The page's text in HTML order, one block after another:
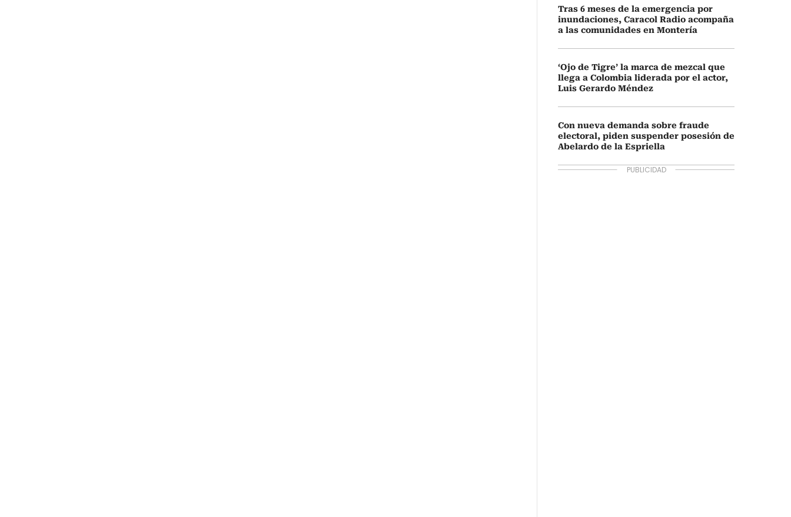
Tras 6 meses de la emergencia por
inundaciones, Caracol Radio acompaña
a las comunidades en Montería
‘Ojo de Tigre’ la marca de mezcal que
llega a Colombia liderada por el actor,
Luis Gerardo Méndez
Con nueva demanda sobre fraude
electoral, piden suspender posesión de
Abelardo de la Espriella